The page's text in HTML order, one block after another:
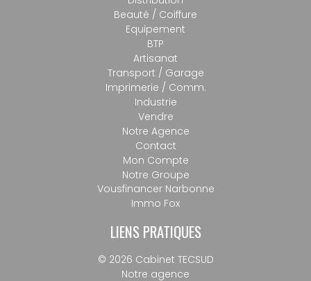
Beauté / Coiffure
Equipement
BTP
Artisanat
Transport / Garage
Imprimerie / Comm.
Industrie
Vendre
Notre Agence
Contact
Mon Compte
Notre Groupe
Vousfinancer Narbonne
Immo Fox
LIENS PRATIQUES
© 2026 Cabinet TECSUD
Notre agence